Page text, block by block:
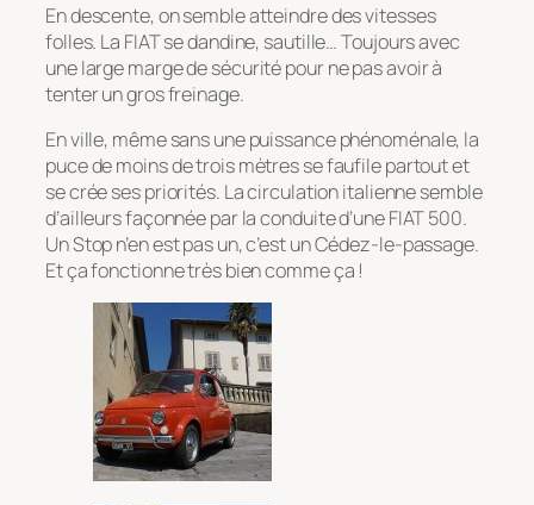
En descente, on semble atteindre des vitesses
folles. La FIAT se dandine, sautille… Toujours avec
une large marge de sécurité pour ne pas avoir à
tenter un gros freinage.
En ville, même sans une puissance phénoménale, la
puce de moins de trois mètres se faufile partout et
se crée ses priorités. La circulation italienne semble
d’ailleurs façonnée par la conduite d’une FIAT 500.
Un Stop n’en est pas un, c’est un Cédez-le-passage.
Et ça fonctionne très bien comme ça !